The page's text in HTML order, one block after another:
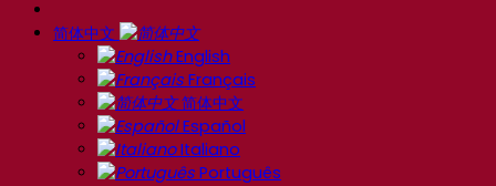
简体中文
English
Français
简体中文
Español
Italiano
Português